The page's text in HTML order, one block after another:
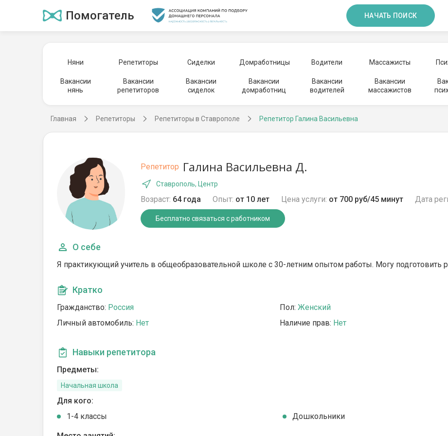
Помогатель НАЧАТЬ ПОИСК
Няни Репетиторы Сиделки Домработницы Водители Массажисты
Вакансии
нянь
Вакансии
репетиторов
Вакансии
сиделок
Вакансии
домработниц
Вакансии
водителей
Вакансии
массажистов
Главная Репетиторы Репетиторы в Ставрополе Репетитор Галина Васильевна
Репетитор Галина Васильевна Д.
Ставрополь, Центр
Возраст: 64 года Опыт: от 10 лет Цена услуги: от 700 руб/45 минут Дата
Бесплатно связаться с работником
О себе
Я практикующий учитель в общеобразовательной школе с 30-летним опытом работы. Могу подготовить
Кратко
Гражданство: Россия Пол:Женский
Личный автомобиль: Нет Наличие прав: Нет
Навыки репетитора
Предметы:
Начальная школа
Для кого:
1-4 классы
Дошкольники